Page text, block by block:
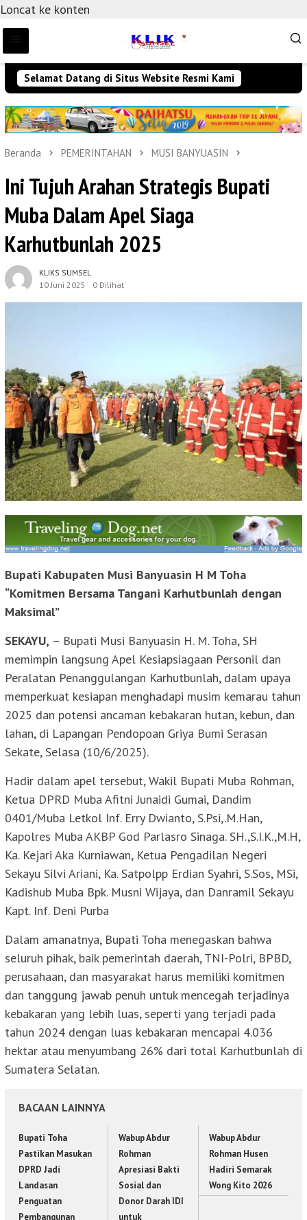
Loncat ke konten
Selamat Datang di Situs Website Resmi Kami
Beranda PEMERINTAHAN MUSI BANYUASIN
Ini Tujuh Arahan Strategis Bupati
Muba Dalam Apel Siaga
Karhutbunlah 2025
KLIKS SUMSEL
10 Juni 2025
0 Dilihat
Bupati Kabupaten Musi Banyuasin H M Toha
“Komitmen Bersama Tangani Karhutbunlah dengan
Maksimal”
SEKAYU, – Bupati Musi Banyuasin H. M. Toha, SH
memimpin langsung Apel Kesiapsiagaan Personil dan
Peralatan Penanggulangan Karhutbunlah, dalam upaya
memperkuat kesiapan menghadapi musim kemarau tahun
2025 dan potensi ancaman kebakaran hutan, kebun, dan
lahan, di Lapangan Pendopoan Griya Bumi Serasan
Sekate, Selasa (10/6/2025).
Hadir dalam apel tersebut, Wakil Bupati Muba Rohman,
Ketua DPRD Muba Afitni Junaidi Gumai, Dandim
0401/Muba Letkol Inf. Erry Dwianto, S.Psi,.M.Han,
Kapolres Muba AKBP God Parlasro Sinaga. SH.,S.I.K.,M.H,
Ka. Kejari Aka Kurniawan, Ketua Pengadilan Negeri
Sekayu Silvi Ariani, Ka. Satpolpp Erdian Syahri, S.Sos, MSi,
Kadishub Muba Bpk. Musni Wijaya, dan Danramil Sekayu
Kapt. Inf. Deni Purba
Dalam amanatnya, Bupati Toha menegaskan bahwa
seluruh pihak, baik pemerintah daerah, TNI-Polri, BPBD,
perusahaan, dan masyarakat harus memiliki komitmen
dan tanggung jawab penuh untuk mencegah terjadinya
kebakaran yang lebih luas, seperti yang terjadi pada
tahun 2024 dengan luas kebakaran mencapai 4.036
hektar atau menyumbang 26% dari total Karhutbunlah di
Sumatera Selatan.
BACAAN LAINNYA
Bupati Toha
Pastikan Masukan
DPRD Jadi
Landasan
Penguatan
Pembangunan
Wabup Abdur
Rohman
Apresiasi Bakti
Sosial dan
Donor Darah IDI
untuk
Wabup Abdur
Rohman Husen
Hadiri Semarak
Wong Kito 2026